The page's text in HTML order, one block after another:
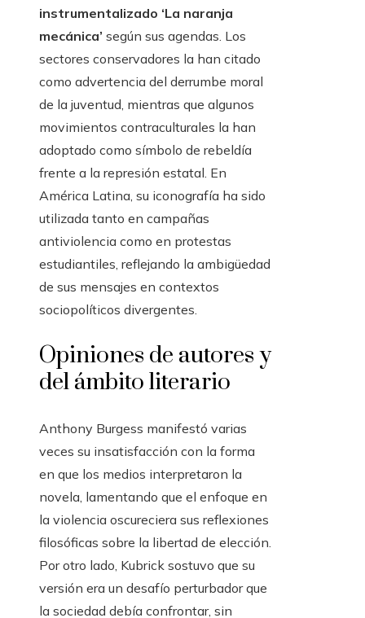
instrumentalizado ‘La naranja
mecánica’ según sus agendas. Los
sectores conservadores la han citado
como advertencia del derrumbe moral
de la juventud, mientras que algunos
movimientos contraculturales la han
adoptado como símbolo de rebeldía
frente a la represión estatal. En
América Latina, su iconografía ha sido
utilizada tanto en campañas
antiviolencia como en protestas
estudiantiles, reflejando la ambigüedad
de sus mensajes en contextos
sociopolíticos divergentes.
Opiniones de autores y
del ámbito literario
Anthony Burgess manifestó varias
veces su insatisfacción con la forma
en que los medios interpretaron la
novela, lamentando que el enfoque en
la violencia oscureciera sus reflexiones
filosóficas sobre la libertad de elección.
Por otro lado, Kubrick sostuvo que su
versión era un desafío perturbador que
la sociedad debía confrontar, sin